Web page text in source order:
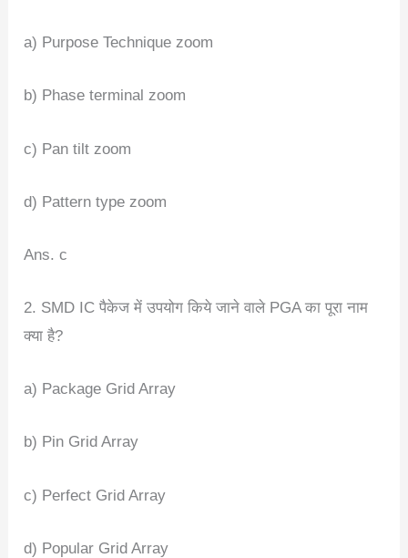
a) Purpose Technique zoom
b) Phase terminal zoom
c) Pan tilt zoom
d) Pattern type zoom
Ans. c
2. SMD IC पैकेज में उपयोग किये जाने वाले PGA का पूरा नाम
क्या है?
a) Package Grid Array
b) Pin Grid Array
c) Perfect Grid Array
d) Popular Grid Array